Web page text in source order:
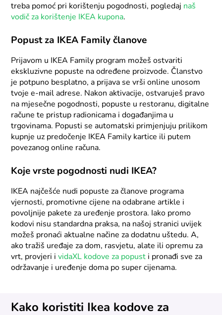
treba pomoć pri korištenju pogodnosti, pogledaj naš
vodič za korištenje IKEA kupona.
Popust za IKEA Family članove
Prijavom u IKEA Family program možeš ostvariti
ekskluzivne popuste na određene proizvode. Članstvo
je potpuno besplatno, a prijava se vrši online unosom
tvoje e-mail adrese. Nakon aktivacije, ostvaruješ pravo
na mjesečne pogodnosti, popuste u restoranu, digitalne
račune te pristup radionicama i događanjima u
trgovinama. Popusti se automatski primjenjuju prilikom
kupnje uz predočenje IKEA Family kartice ili putem
povezanog online računa.
Koje vrste pogodnosti nudi IKEA?
IKEA najčešće nudi popuste za članove programa
vjernosti, promotivne cijene na odabrane artikle i
povoljnije pakete za uređenje prostora. Iako promo
kodovi nisu standardna praksa, na našoj stranici uvijek
možeš pronaći aktualne načine za dodatnu uštedu. A,
ako tražiš uređaje za dom, rasvjetu, alate ili opremu za
vrt, provjeri ividaXL kodove za popust i pronađi sve za
održavanje i uređenje doma po super cijenama.
Kako koristiti Ikea kodove za